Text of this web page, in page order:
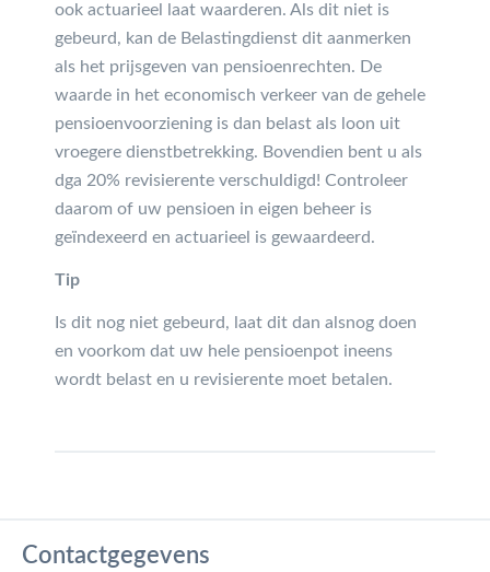
ook actuarieel laat waarderen. Als dit niet is
gebeurd, kan de Belastingdienst dit aanmerken
als het prijsgeven van pensioenrechten. De
waarde in het economisch verkeer van de gehele
pensioenvoorziening is dan belast als loon uit
vroegere dienstbetrekking. Bovendien bent u als
dga 20% revisierente verschuldigd! Controleer
daarom of uw pensioen in eigen beheer is
geïndexeerd en actuarieel is gewaardeerd.
Tip
Is dit nog niet gebeurd, laat dit dan alsnog doen
en voorkom dat uw hele pensioenpot ineens
wordt belast en u revisierente moet betalen.
Contactgegevens